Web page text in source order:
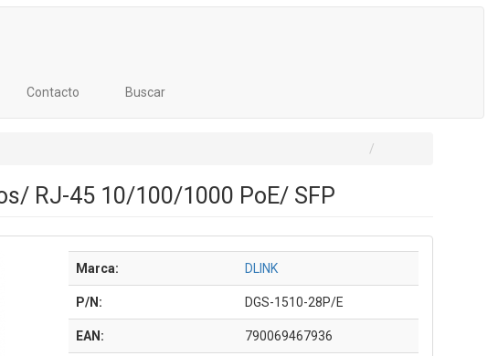
Contacto Buscar
RJ-45 10/100/1000 PoE/ SFP
Marca: DLINK
P/N: DGS-1510-28P/E
EAN: 790069467936